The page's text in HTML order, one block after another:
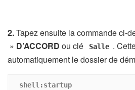
2.Tapez ensuite la commande ci-
» D’ACCORD ou clé Salle .
automatiquement le dossier de
shell:startup